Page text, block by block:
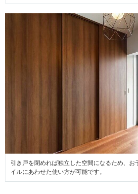
引き戸を閉めれば独立した空間になるため、お
イルにあわせた使い方が可能です。